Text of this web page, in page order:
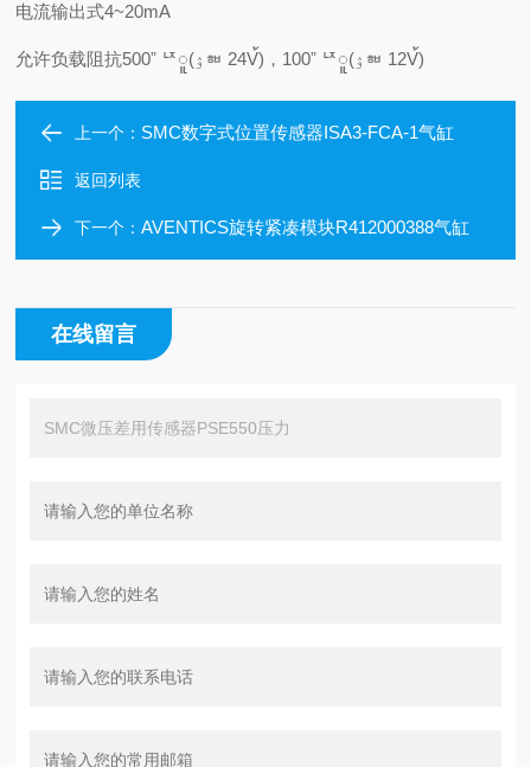
电流输出式4~20mA
允许负载阻抗500ˮ ᅜူ(ۉᇸ 24V้)，100ˮ ᅜူ(ۉᇸ 12V้)
上一个： SMC数字式位置传感器ISA3-FCA-1气缸
返回列表
下一个：AVENTICS旋转紧凑模块R412000388气缸
在线留言